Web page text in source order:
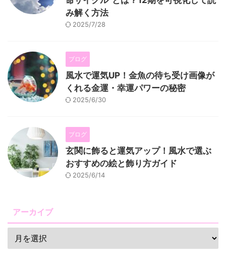
み解く方法
2025/7/28
ブログ
風水で運気UP！金魚の待ち受け画像が
くれる金運・幸運パワーの秘密
2025/6/30
ブログ
玄関に飾ると運気アップ！風水で選ぶ
おすすめの絵と飾り方ガイド
2025/6/14
アーカイブ